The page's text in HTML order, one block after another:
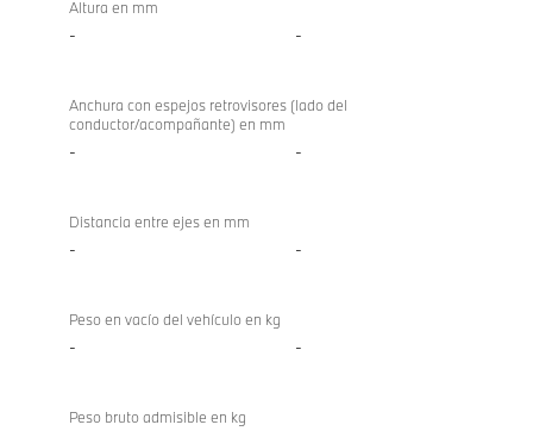
Altura en mm
- -
Anchura con espejos retrovisores (lado del
conductor/acompañante) en mm
- -
Distancia entre ejes en mm
- -
Peso en vacío del vehículo en kg
- -
Peso bruto admisible en kg